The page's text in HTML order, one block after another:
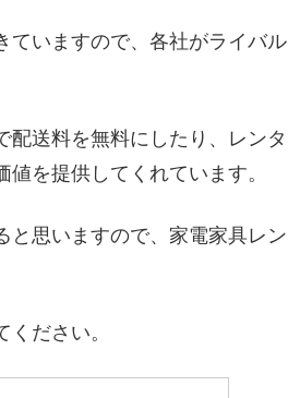
ていますので、各社がライバル
配送料を無料にしたり、レンタ
を提供してくれています。
と思いますので、家電家具レン
ださい。